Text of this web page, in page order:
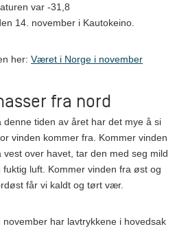
var -31,8
14. november i Kautokeino.
her: Været i Norge i november
fra nord
denne tiden av året har det mye å si
vinden kommer fra. Kommer vinden
vest over havet, tar den med seg mild
fuktig luft. Kommer vinden fra øst og
får vi kaldt og tørt vær.
november har lavtrykkene i hovedsak